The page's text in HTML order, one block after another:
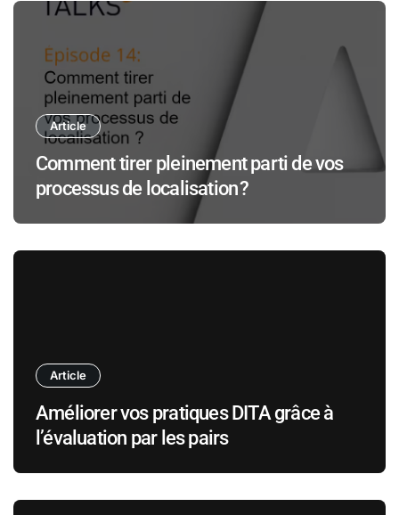
Article
Comment tirer pleinement parti de vos
processus de localisation ?
Article
Améliorer vos pratiques DITA grâce à
l’évaluation par les pairs